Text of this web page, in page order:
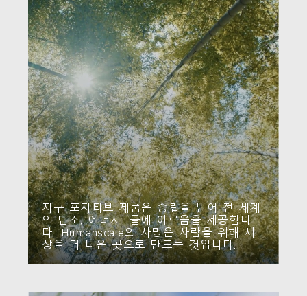
로그인
SIGN IN WITH SSO
비밀번호를 잊으셨나요
Select
Region
추천 코드가 있으십니까?
ENTER
지구 포지티브 제품은 중립을 넘어 전 세계
의 탄소, 에너지, 물에 이로움을 제공합니
다. Humanscale의 사명은 사람을 위해 세
상을 더 나은 곳으로 만드는 것입니다.